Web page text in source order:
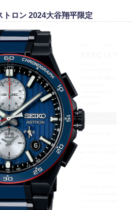
ロン 2024大谷翔平限定